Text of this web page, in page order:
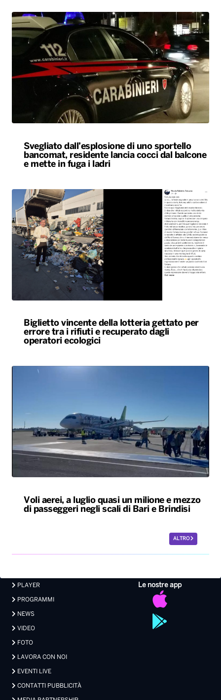
Svegliato dall’esplosione di uno sportello
bancomat, residente lancia cocci dal balcone
e mette in fuga i ladri
Biglietto vincente della lotteria gettato per
errore tra i rifiuti e recuperato dagli
operatori ecologici
Voli aerei, a luglio quasi un milione e mezzo
di passeggeri negli scali di Bari e Brindisi
ALTRO
Le nostre app
PLAYER
PROGRAMMI
NEWS
VIDEO
FOTO
LAVORA CON NOI
EVENTI LIVE
CONTATTI PUBBLICITÀ